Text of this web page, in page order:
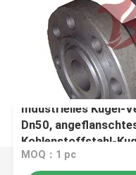
Industrielles Kugel-
Dn50,
Kohlenstoffstahl-
MOQ：1 pc